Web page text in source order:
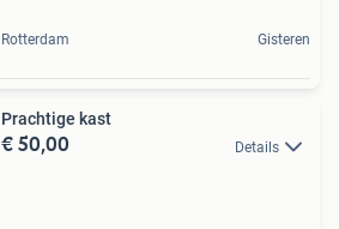
Rotterdam Gisteren
Prachtige kast
€ 50,00 Details